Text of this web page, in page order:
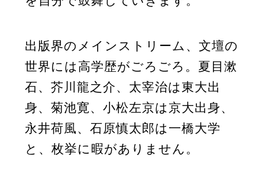
出版界のメインストリーム、文壇の
世界には高学歴がごろごろ。夏目漱
石、芥川龍之介、太宰治は東大出
身、菊池寛、小松左京は京大出身、
永井荷風、石原慎太郎は一橋大学
と、枚挙に暇がありません。